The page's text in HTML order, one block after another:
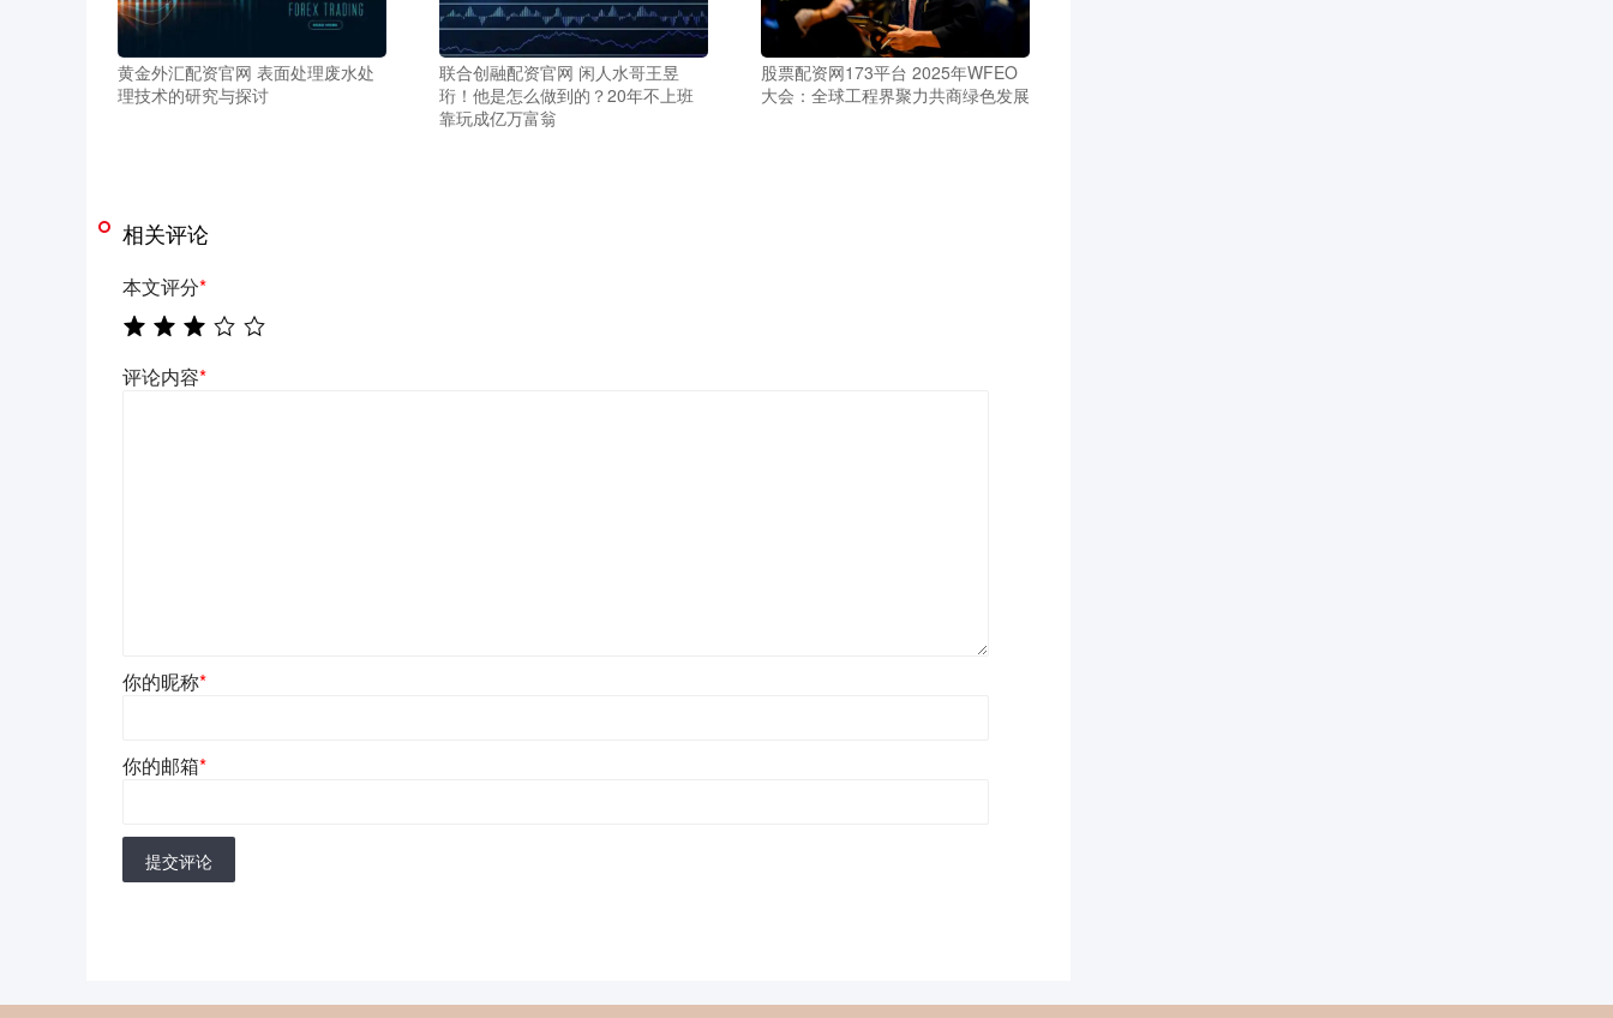
黄金外汇配资官网 表面处理废水处
理技术的研究与探讨
联合创融配资官网 闲人水哥王昱
珩！他是怎么做到的？20年不上班
靠玩成亿万富翁
股票配资网173平台 2025年WFEO
大会：全球工程界聚力共商绿色发展
相关评论
本文评分*
评论内容*
你的昵称*
你的邮箱*
提交评论